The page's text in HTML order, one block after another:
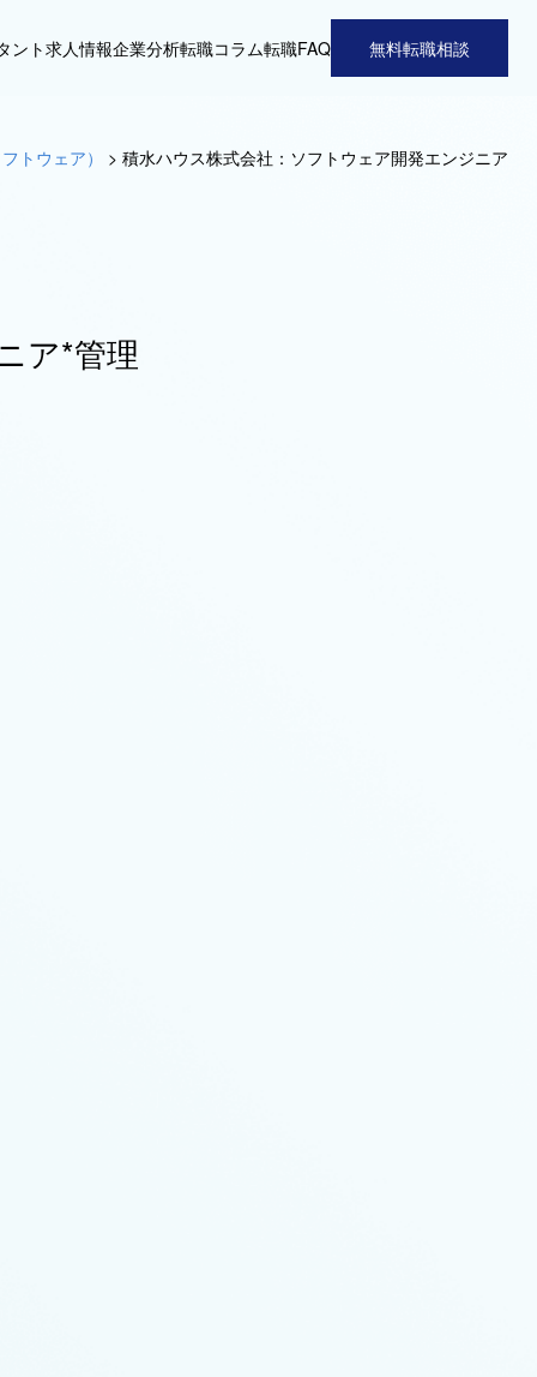
ント求人情報企業分析転職コラム転職FAQ 無料転職相談
トウェア） > 積水ハウス株式会社：ソフトウェア開発エンジニア
ア*管理